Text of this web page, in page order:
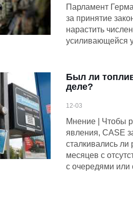
Парламент
за принятие
нарастить
усиливающейся
Был ли
деле?
12-03
Мнение | Чтобы
явления, CASE
сталкивались ли
месяцев с
с очередями или